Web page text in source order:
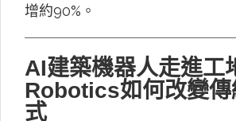
增約90%。
AI建築機器人走進工
Robotics如何改變傳
式